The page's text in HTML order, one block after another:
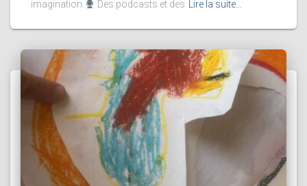
imagination.
Des podcasts et des Lire la suite…